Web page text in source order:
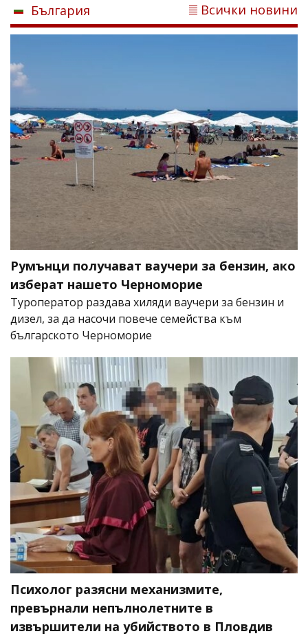
България Всички новини
Румънци получават ваучери за бензин, ако
изберат нашето Черноморие
Туроператор раздава хиляди ваучери за бензин и
дизел, за да насочи повече семейства към
българското Черноморие
Психолог разясни механизмите,
превърнали непълнолетните в
извършители на убийството в Пловдив